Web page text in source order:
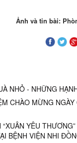
Ảnh và tin bài:
NHỎ - NHỮNG
CHÀO MỪNG
YÊU
BỆNH VIỆN NHI